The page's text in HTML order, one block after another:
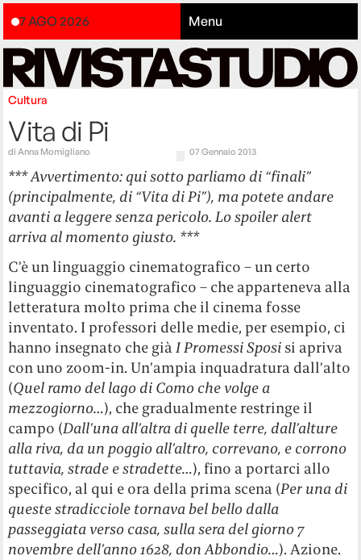
7 AGO 2026 Menu
Cultura
Vita di Pi
diAnna Momigliano 07 Gennaio 2013
*** Avvertimento: qui sotto parliamo di “finali”
(principalmente, di “Vita di Pi”), ma potete andare
avanti a leggere senza pericolo. Lo spoiler alert
arriva al momento giusto. ***
C’è un linguaggio cinematografico – un certo
linguaggio cinematografico – che apparteneva alla
letteratura molto prima che il cinema fosse
inventato. I professori delle medie, per esempio, ci
hanno insegnato che già I Promessi Sposi si apriva
con uno zoom-in. Un’ampia inquadratura dall’alto
(Quel ramo del lago di Como che volge a
mezzogiorno…), che gradualmente restringe il
campo (Dall’una all’altra di quelle terre, dall’alture
alla riva, da un poggio all’altro, correvano, e corrono
tuttavia, strade e stradette…), fino a portarci allo
specifico, al qui e ora della prima scena (Per una di
queste stradicciole tornava bel bello dalla
passeggiata verso casa, sulla sera del giorno 7
novembre dell’anno 1628, don Abbondio…). Azione.